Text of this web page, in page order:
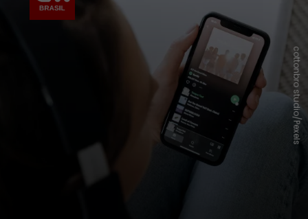
cottonbro studio/Pexels